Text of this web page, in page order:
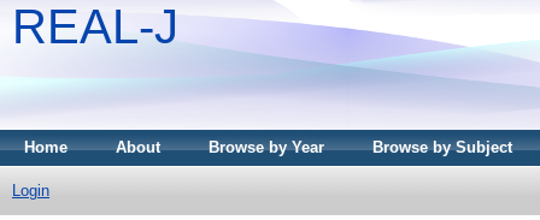
REAL-J
Home About Browse by Year Browse by Subject
Login